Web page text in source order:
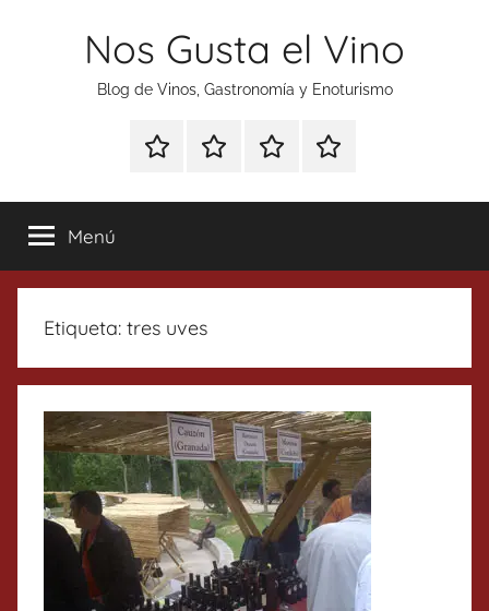
Nos Gusta el Vino
Blog de Vinos, Gastronomía y Enoturismo
Especial
Tonics
Enoturismo
Gastronomía
RankingContacto
Menú
Etiqueta: tres uves